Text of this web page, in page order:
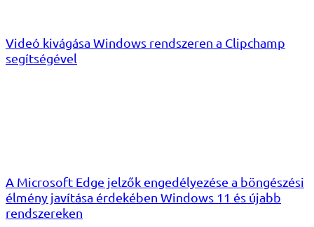
Videó kivágása Windows rendszeren a Clipchamp
segítségével
A Microsoft Edge jelzők engedélyezése a böngészési
élmény javítása érdekében Windows 11 és újabb
rendszereken